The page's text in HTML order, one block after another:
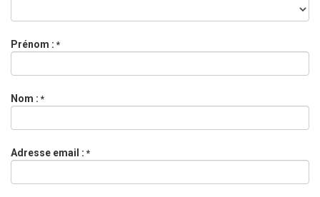
Prénom : *
Nom : *
Adresse email : *